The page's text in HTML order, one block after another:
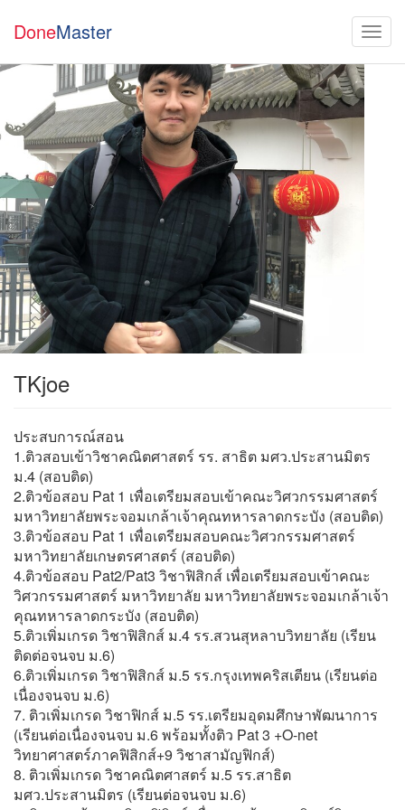
DoneMaster
TKjoe
ประสบการณ์สอน
1.ติวสอบเข้าวิชาคณิตศาสตร์ รร. สาธิต มศว.ประสานมิตร
ม.4 (สอบติด)
2.ติวข้อสอบ Pat 1 เพื่อเตรียมสอบเข้าคณะวิศวกรรมศาสตร์
มหาวิทยาลัยพระจอมเกล้าเจ้าคุณทหารลาดกระบัง (สอบติด)
3.ติวข้อสอบ Pat 1 เพื่อเตรียมสอบคณะวิศวกรรมศาสตร์
มหาวิทยาลัยเกษตรศาสตร์ (สอบติด)
4.ติวข้อสอบ Pat2/Pat3 วิชาฟิสิกส์ เพื่อเตรียมสอบเข้าคณะ
วิศวกรรมศาสตร์ มหาวิทยาลัย มหาวิทยาลัยพระจอมเกล้าเจ้า
คุณทหารลาดกระบัง (สอบติด)
5.ติวเพิ่มเกรด วิชาฟิสิกส์ ม.4 รร.สวนสุหลาบวิทยาลัย (เรียน
ติดต่อจนจบ ม.6)
6.ติวเพิ่มเกรด วิชาฟิสิกส์ ม.5 รร.กรุงเทพคริสเตียน (เรียนต่อ
เนื่องจนจบ ม.6)
7. ติวเพิ่มเกรด วิชาฟิกส์ ม.5 รร.เตรียมอุดมศึกษาพัฒนาการ
(เรียนต่อเนื่องจนจบ ม.6 พร้อมทั้งติว Pat 3 +O-net
วิทยาศาสตร์ภาคฟิสิกส์+9 วิชาสามัญฟิกส์)
8. ติวเพิ่มเกรด วิชาคณิตศาสตร์ ม.5 รร.สาธิต
มศว.ประสานมิตร (เรียนต่อจนจบ ม.6)